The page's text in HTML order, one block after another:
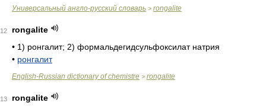
Универсальный англо-русский словарь > rongalite
12
rongalite
• 1) ронгалит; 2) формальдегидсульфоксилат натрия
• ронгалит
English-Russian dictionary of chemistre > rongalite
13
rongalite